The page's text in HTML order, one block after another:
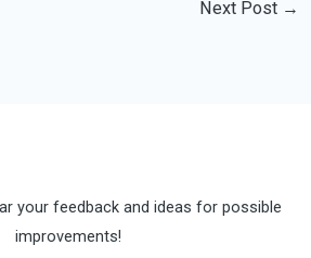
Next Post →
your feedback and ideas for possible
improvements!